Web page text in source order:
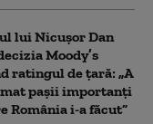
lui Nicușor Dan
Moody’s
ratingul de țară: „A
pașii importanți
România i-a făcut”